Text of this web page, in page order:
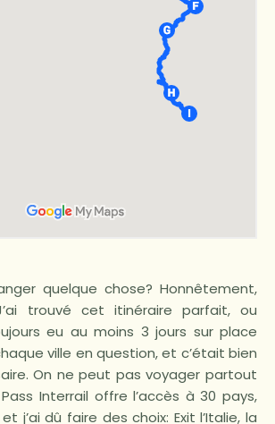
quelque chose? Honnêtement,
trouvé cet itinéraire parfait, ou
eu au moins 3 jours sur place
ville en question, et c’était bien
On ne peut pas voyager partout
Interrail offre l’accès à 30 pays,
j’ai dû faire des choix: Exit l’Italie, la